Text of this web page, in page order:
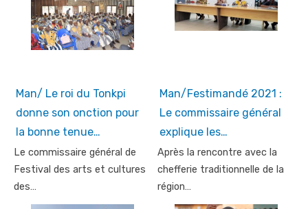
Man/ Le roi du Tonkpi
donne son onction pour
la bonne tenue…
Le commissaire général de
Festival des arts et cultures
des…
Man/Festimandé 2021 :
Le commissaire général
explique les…
Après la rencontre avec la
chefferie traditionnelle de la
région…